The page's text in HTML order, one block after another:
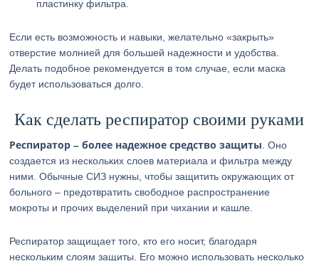
пластинку фильтра.
Если есть возможность и навыки, желательно «закрыть»
отверстие молнией для большей надежности и удобства.
Делать подобное рекомендуется в том случае, если маска
будет использоваться долго.
Как сделать респиратор своими руками
Респиратор – более надежное средство защиты . Оно
создается из нескольких слоев материала и фильтра между
ними. Обычные СИЗ нужны, чтобы защитить окружающих от
больного – предотвратить свободное распространение
мокроты и прочих выделений при чихании и кашле.
Респиратор защищает того, кто его носит, благодаря
нескольким слоям защиты. Его можно использовать несколько